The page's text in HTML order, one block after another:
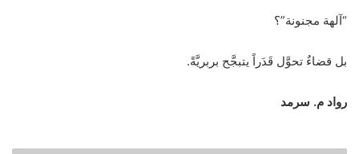
“آلهة مجنونة”؟
بل قضاءٌ تحوَّل قَدَراً يتبجَّح بربريَّةً.
رواد م. سرمد